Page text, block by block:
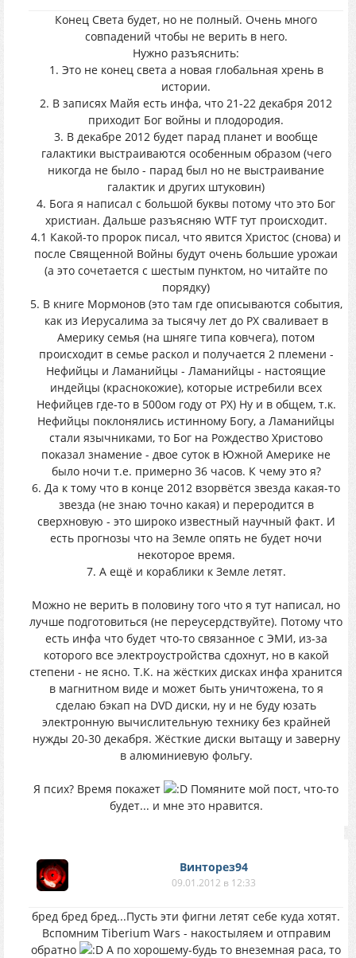
Конец Света будет, но не полный. Очень много
совпадений чтобы не верить в него.
Нужно разъяснить:
1. Это не конец света а новая глобальная хрень в
истории.
2. В записях Майя есть инфа, что 21-22 декабря 2012
приходит Бог войны и плодородия.
3. В декабре 2012 будет парад планет и вообще
галактики выстраиваются особенным образом (чего
никогда не было - парад был но не выстраивание
галактик и других штуковин)
4. Бога я написал с большой буквы потому что это Бог
христиан. Дальше разъясняю WTF тут происходит.
4.1 Какой-то пророк писал, что явится Христос (снова) и
после Священной Войны будут очень большие урожаи
(а это сочетается с шестым пунктом, но читайте по
порядку)
5. В книге Мормонов (это там где описываются события,
как из Иерусалима за тысячу лет до РХ сваливает в
Америку семья (на шняге типа ковчега), потом
происходит в семье раскол и получается 2 племени -
Нефийцы и Ламанийцы - Ламанийцы - настоящие
индейцы (краснокожие), которые истребили всех
Нефийцев где-то в 500ом году от РХ) Ну и в общем, т.к.
Нефийцы поклонялись истинному Богу, а Ламанийцы
стали язычниками, то Бог на Рождество Христово
показал знамение - двое суток в Южной Америке не
было ночи т.е. примерно 36 часов. К чему это я?
6. Да к тому что в конце 2012 взорвётся звезда какая-то
звезда (не знаю точно какая) и переродится в
сверхновую - это широко известный научный факт. И
есть прогнозы что на Земле опять не будет ночи
некоторое время.
7. А ещё и кораблики к Земле летят.
Можно не верить в половину того что я тут написал, но
лучше подготовиться (не переусердствуйте). Потому что
есть инфа что будет что-то связанное с ЭМИ, из-за
которого все электроустройства сдохнут, но в какой
степени - не ясно. Т.К. на жёстких дисках инфа хранится
в магнитном виде и может быть уничтожена, то я
сделаю бэкап на DVD диски, ну и не буду юзать
электронную вычислительную технику без крайней
нужды 20-30 декабря. Жёсткие диски вытащу и заверну
в алюминиевую фольгу.
Я псих? Время покажет
Помяните мой пост, что-то
будет... и мне это нравится.
Винторез94
09.01.2012 в 12:33
бред бред бред...Пусть эти фигни летят себе куда хотят.
Вспомним Tiberium Wars - накостыляем и отправим
обратно
А по хорошему-будь то внеземная раса, то